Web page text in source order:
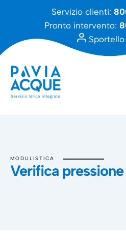
Servizio clienti:
Pronto intervento:
MODULISTICA
Verifica pressione